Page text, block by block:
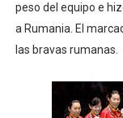
peso del equipo e
a Rumania. El
las bravas rumanas.